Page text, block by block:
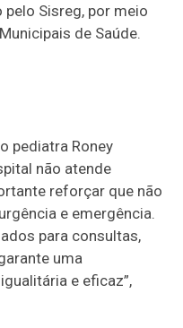
Sisreg, por meio
de Saúde.
pediatra Roney
não atende
reforçar que não
e emergência.
para consultas,
uma
e eficaz”,